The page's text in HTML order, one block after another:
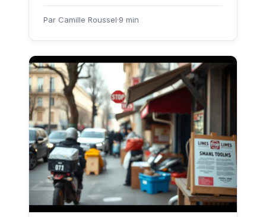
Par Camille Roussel·9 min